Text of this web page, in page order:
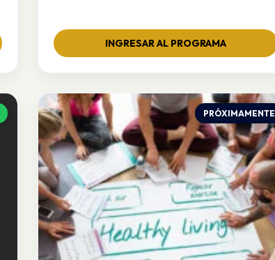
brindándoles información clara sobre
oportunidades de estudio, trabajo y
emprendimiento
INGRESAR AL PROGRAMA
PRÓXIMAMENTE